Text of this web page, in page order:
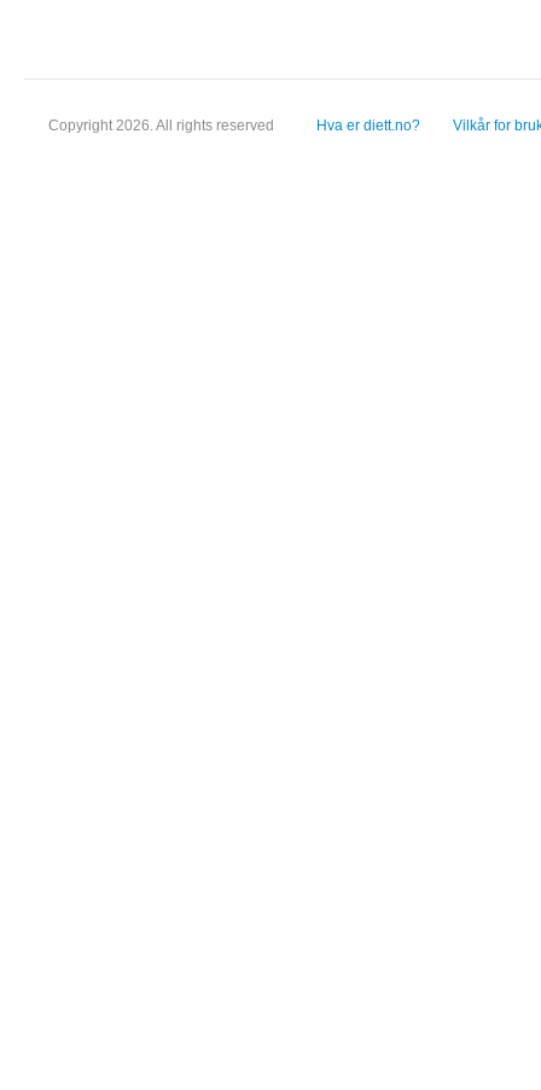
Copyright 2026. All rights reserved Hva er diett.no? Vilkår for